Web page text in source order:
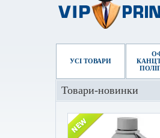
УСІ ТОВАРИ
Товари-новинки